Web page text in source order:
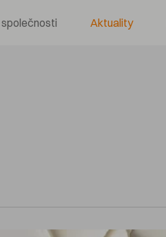
společnosti Aktuality